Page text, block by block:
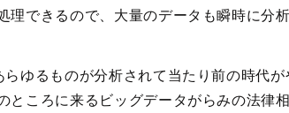
理できるので、大量のデータも瞬時に分析
ゆるものが分析されて当たり前の時代
ところに来るビッグデータがらみの法律